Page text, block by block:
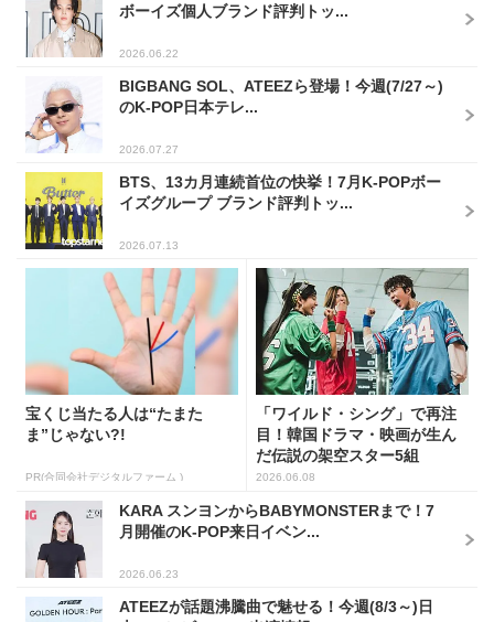
ボーイズ個人ブランド評判トッ...
2026.06.22
BIGBANG SOL、ATEEZら登場！今週(7/27～)
のK-POP日本テレ...
2026.07.27
BTS、13カ月連続首位の快挙！7月K-POPボー
イズグループ ブランド評判トッ...
2026.07.13
宝くじ当たる人は“たまた
ま”じゃない?!
PR(合同会社デジタルファーム )
「ワイルド・シング」で再注
目！韓国ドラマ・映画が生ん
だ伝説の架空スター5組
2026.06.08
KARA スンヨンからBABYMONSTERまで！7
月開催のK-POP来日イベン...
2026.06.23
ATEEZが話題沸騰曲で魅せる！今週(8/3～)日